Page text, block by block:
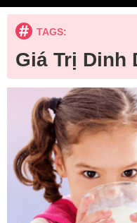
TAGS:
Giá Trị Dinh